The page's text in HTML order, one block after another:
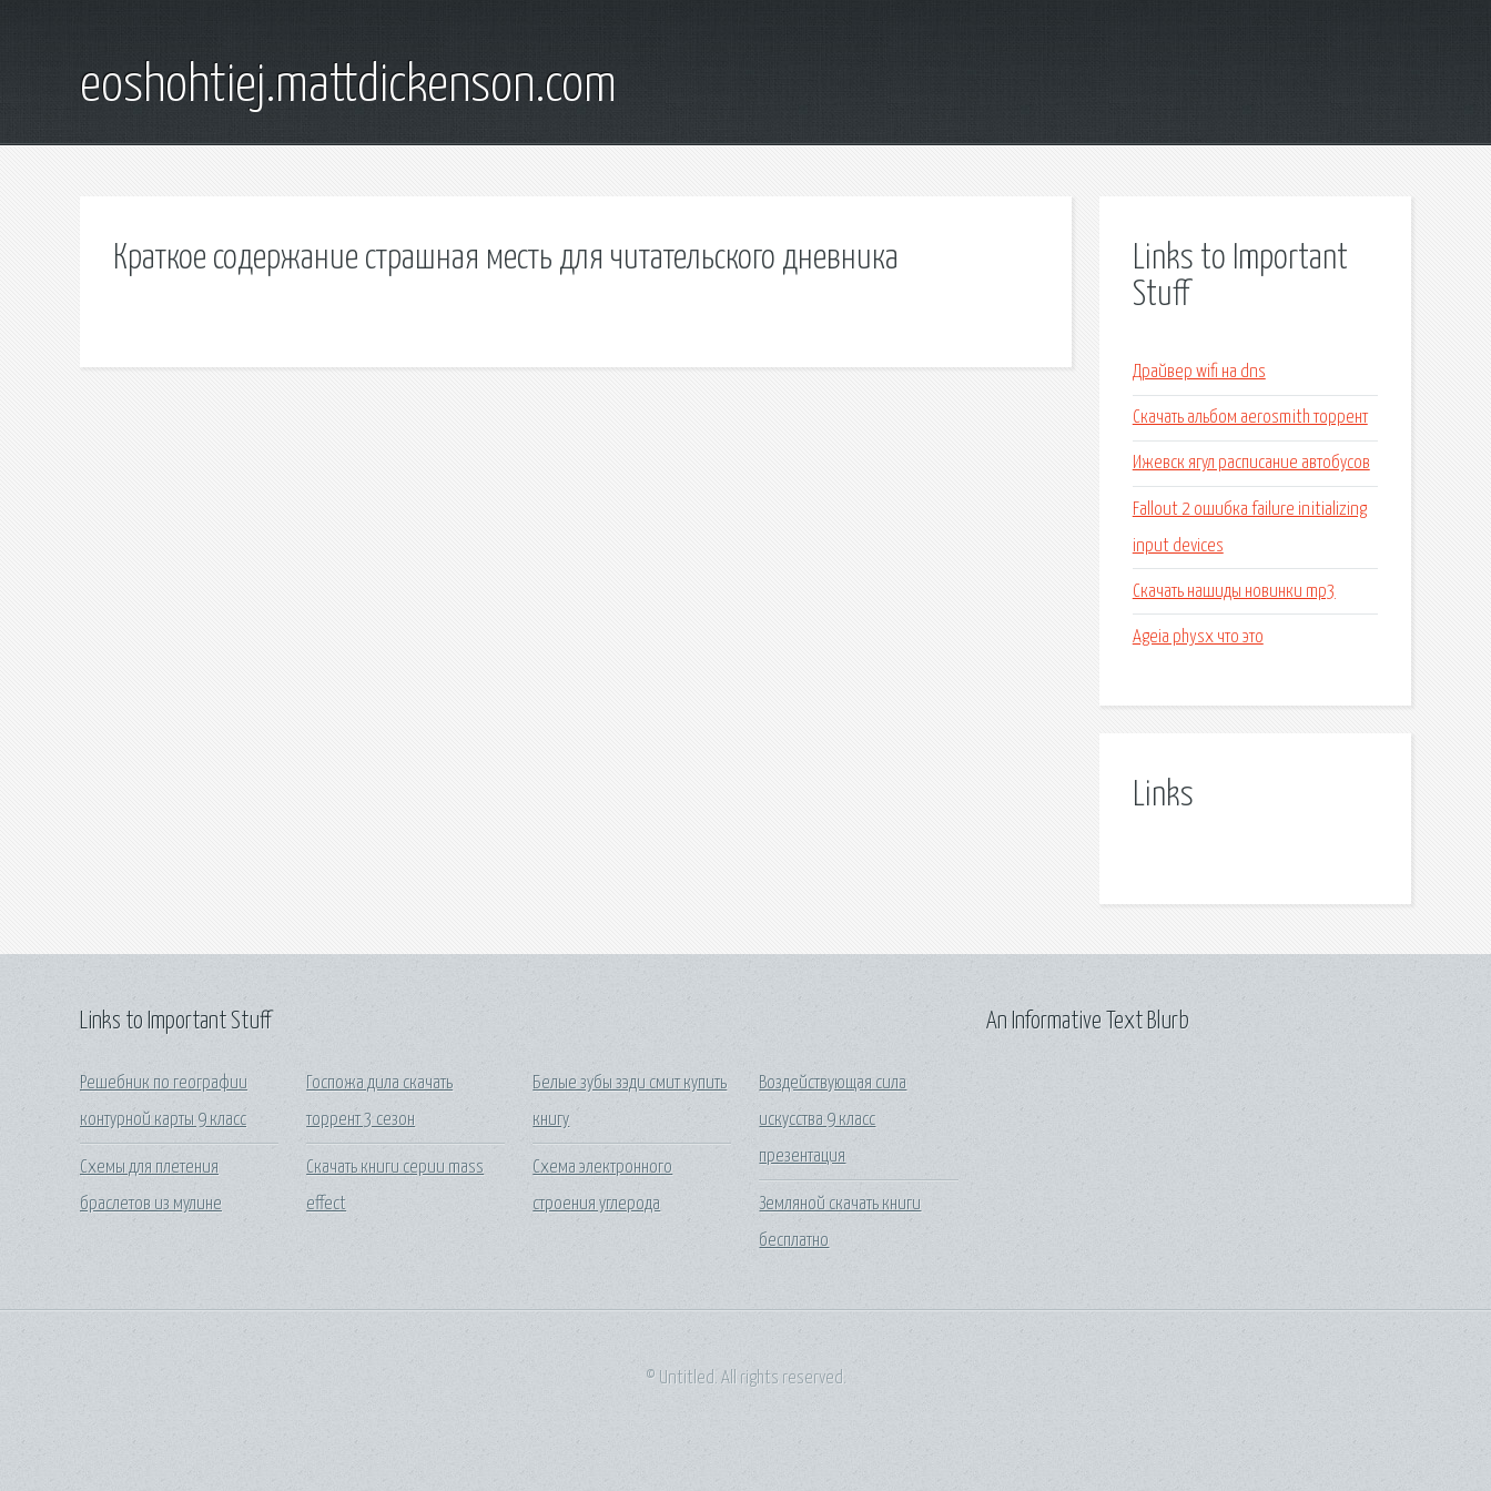
eoshohtiej.mattdickenson.com
Краткое содержание страшная месть для читательского дневника
Links to Important
Stuff
Драйвер wifi на dns
Скачать альбом aerosmith торрент
Ижевск ягул расписание автобусов
Fallout 2 ошибка failure initializing
input devices
Скачать нашиды новинки mp3
Ageia physx что это
Links
Links to Important Stuff
Решебник по географии
контурной карты 9 класс
Схемы для плетения
браслетов из мулине
Госпожа дила скачать
торрент 3 сезон
Скачать книги серии mass
effect
Белые зубы зэди смит купить
книгу
Схема электронного
строения углерода
Воздействующая сила
искусства 9 класс
презентация
Земляной скачать книги
бесплатно
An Informative Text Blurb
© Untitled. All rights reserved.